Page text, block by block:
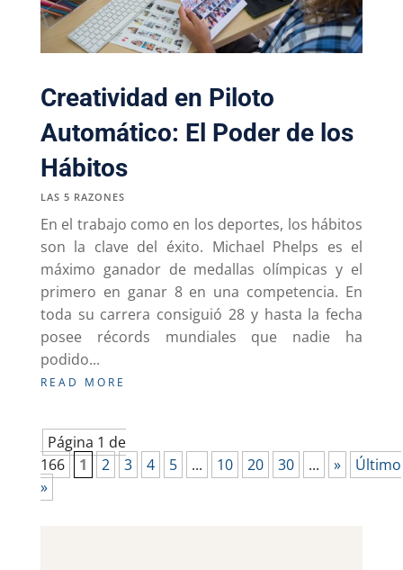
Creatividad en Piloto
Automático: El Poder de los
Hábitos
LAS 5 RAZONES
En el trabajo como en los deportes, los hábitos
son la clave del éxito. Michael Phelps es el
máximo ganador de medallas olímpicas y el
primero en ganar 8 en una competencia. En
toda su carrera consiguió 28 y hasta la fecha
posee récords mundiales que nadie ha
podido...
READ MORE
Página 1 de
166
1 2 3 4 5 ... 10 20 30 ... »
Último
»